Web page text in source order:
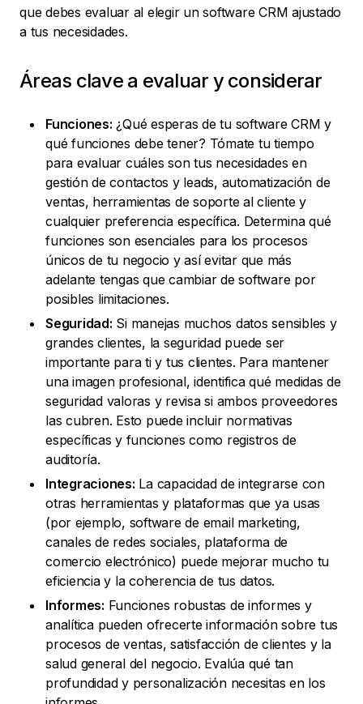
que debes evaluar al elegir un software CRM ajustado
a tus necesidades.
Áreas clave a evaluar y considerar
Funciones: ¿Qué esperas de tu software CRM y
qué funciones debe tener? Tómate tu tiempo
para evaluar cuáles son tus necesidades en
gestión de contactos y leads, automatización de
ventas, herramientas de soporte al cliente y
cualquier preferencia específica. Determina qué
funciones son esenciales para los procesos
únicos de tu negocio y así evitar que más
adelante tengas que cambiar de software por
posibles limitaciones.
Seguridad: Si manejas muchos datos sensibles y
grandes clientes, la seguridad puede ser
importante para ti y tus clientes. Para mantener
una imagen profesional, identifica qué medidas de
seguridad valoras y revisa si ambos proveedores
las cubren. Esto puede incluir normativas
específicas y funciones como registros de
auditoría.
Integraciones: La capacidad de integrarse con
otras herramientas y plataformas que ya usas
(por ejemplo, software de email marketing,
canales de redes sociales, plataforma de
comercio electrónico) puede mejorar mucho tu
eficiencia y la coherencia de tus datos.
Informes: Funciones robustas de informes y
analítica pueden ofrecerte información sobre tus
procesos de ventas, satisfacción de clientes y la
salud general del negocio. Evalúa qué tan
profundidad y personalización necesitas en los